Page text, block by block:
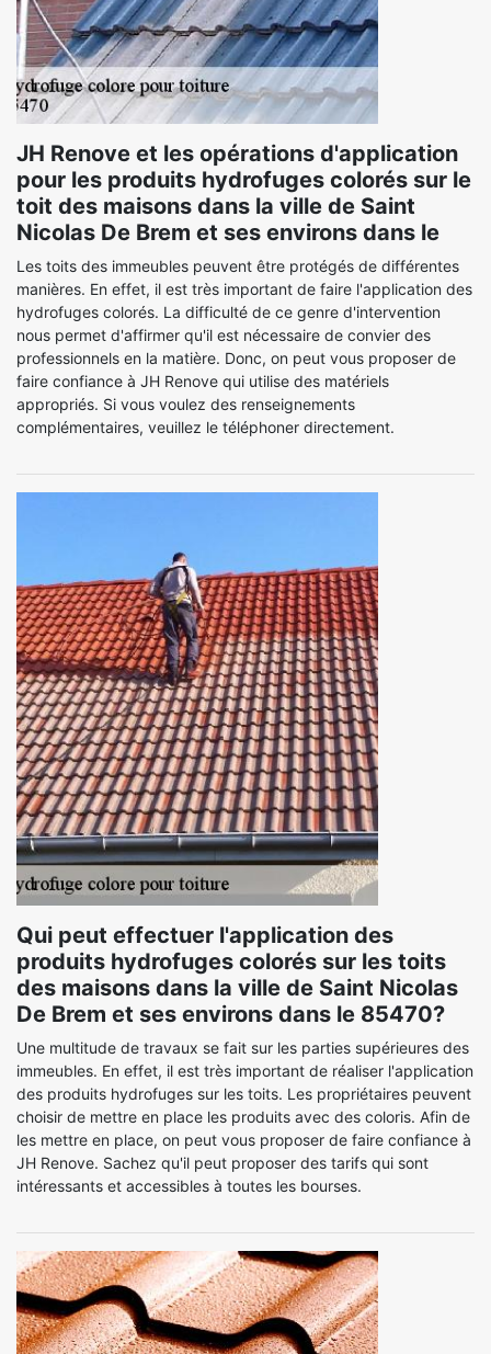
JH Renove et les opérations d'application
pour les produits hydrofuges colorés sur le
toit des maisons dans la ville de Saint
Nicolas De Brem et ses environs dans le
Les toits des immeubles peuvent être protégés de différentes
manières. En effet, il est très important de faire l'application des
hydrofuges colorés. La difficulté de ce genre d'intervention
nous permet d'affirmer qu'il est nécessaire de convier des
professionnels en la matière. Donc, on peut vous proposer de
faire confiance à JH Renove qui utilise des matériels
appropriés. Si vous voulez des renseignements
complémentaires, veuillez le téléphoner directement.
Qui peut effectuer l'application des
produits hydrofuges colorés sur les toits
des maisons dans la ville de Saint Nicolas
De Brem et ses environs dans le 85470?
Une multitude de travaux se fait sur les parties supérieures des
immeubles. En effet, il est très important de réaliser l'application
des produits hydrofuges sur les toits. Les propriétaires peuvent
choisir de mettre en place les produits avec des coloris. Afin de
les mettre en place, on peut vous proposer de faire confiance à
JH Renove. Sachez qu'il peut proposer des tarifs qui sont
intéressants et accessibles à toutes les bourses.